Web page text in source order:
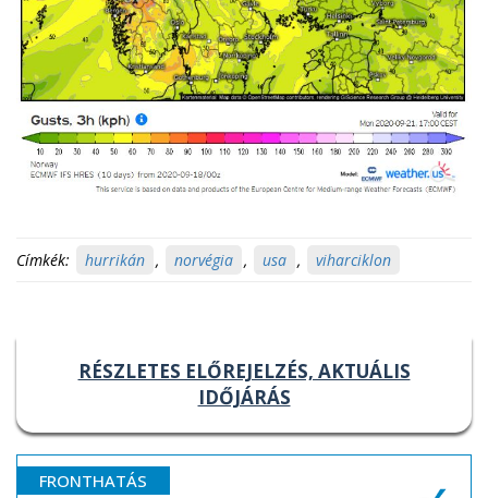
Címkék: hurrikán , norvégia , usa , viharciklon
RÉSZLETES ELŐREJELZÉS, AKTUÁLIS
IDŐJÁRÁS
FRONTHATÁS